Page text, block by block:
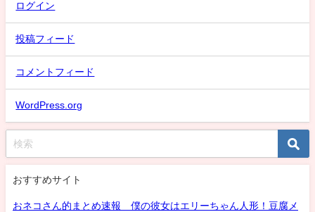
ログイン
投稿フィード
コメントフィード
WordPress.org
おすすめサイト
おネコさん的まとめ速報 僕の彼女はエリーちゃん人形！豆腐メ